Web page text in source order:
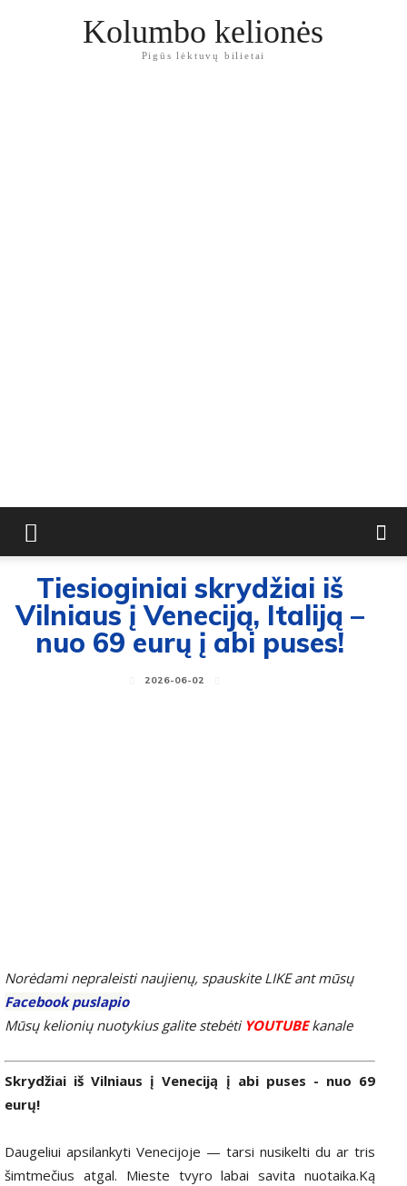
Kolumbo kelionės
Pigūs lėktuvų bilietai
Tiesioginiai skrydžiai iš
Vilniaus į Veneciją, Italiją –
nuo 69 eurų į abi puses!
2026-06-02
Norėdami nepraleisti naujienų, spauskite LIKE ant mūsų
Facebook puslapio
Mūsų kelionių nuotykius galite stebėti YOUTUBEkanale
Skrydžiai iš Vilniaus į Veneciją į abi puses - nuo 69
eurų!
Daugeliui apsilankyti Venecijoje — tarsi nusikelti du ar tris
šimtmečius atgal. Mieste tvyro labai savita nuotaika.Ką